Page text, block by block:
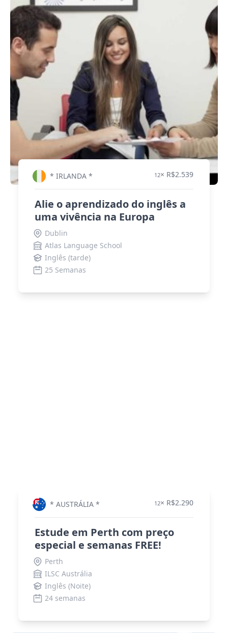
* IRLANDA * 12× R$2.539
Alie o aprendizado do inglês a
uma vivência na Europa
Dublin
Atlas Language School
Inglês (tarde)
25 Semanas
* AUSTRÁLIA * 12× R$2.290
Estude em Perth com preço
especial e semanas FREE!
Perth
ILSC Austrália
Inglês (Noite)
24 semanas